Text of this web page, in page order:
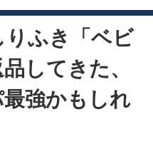
ふき「ベビ
してきた、
強かもしれ